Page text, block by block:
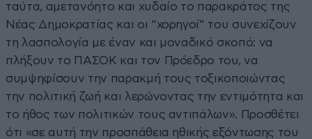
ταύτα, αμετανόητο και χυδαίο το παρακράτος της
Νέας Δημοκρατίας και οι “χορηγοί” του συνεχίζουν
τη λασπολογία με έναν και μοναδικό σκοπό: να
πλήξουν το ΠΑΣΟΚ και τον Πρόεδρο του, να
συμψηφίσουν την παρακμή τους τοξικοποιώντας
την πολιτική ζωή και λερώνοντας την εντιμότητα και
το ήθος των πολιτικών τους αντιπάλων». Προσθέτει
ότι «σε αυτή την προσπάθεια ηθικής εξόντωσης του